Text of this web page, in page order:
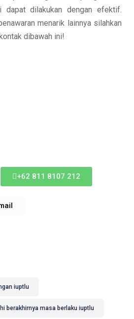
dapat dilakukan dengan efektif.
menarik lainnya silahkan
dibawah ini!
+62 811 8107 212
iuptlu
berakhirnya masa berlaku iuptlu